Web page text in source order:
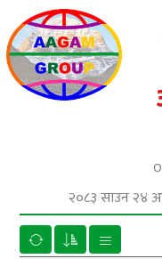
२०८३ साउन २४